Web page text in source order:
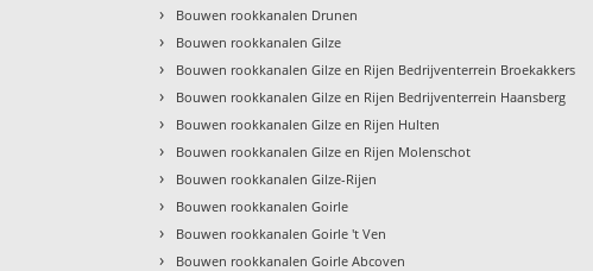
› Bouwen rookkanalen Drunen
› Bouwen rookkanalen Gilze
› Bouwen rookkanalen Gilze en Rijen Bedrijventerrein Broekakkers
› Bouwen rookkanalen Gilze en Rijen Bedrijventerrein Haansberg
› Bouwen rookkanalen Gilze en Rijen Hulten
› Bouwen rookkanalen Gilze en Rijen Molenschot
› Bouwen rookkanalen Gilze-Rijen
› Bouwen rookkanalen Goirle
› Bouwen rookkanalen Goirle 't Ven
› Bouwen rookkanalen Goirle Abcoven